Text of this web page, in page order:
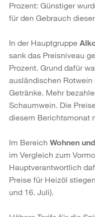
Prozent: Günstiger
für den Gebrauch
In der Hauptgruppe
sank das Preisniveau
Prozent. Grund dafür
ausländischen Rotwein
Getränke. Mehr
Schaumwein. Die
diesem Berichtsmonat
Im Bereich Wohnen
im Vergleich zum
Hauptverantwortlich
Preise für Heizöl
und 16. Juli).